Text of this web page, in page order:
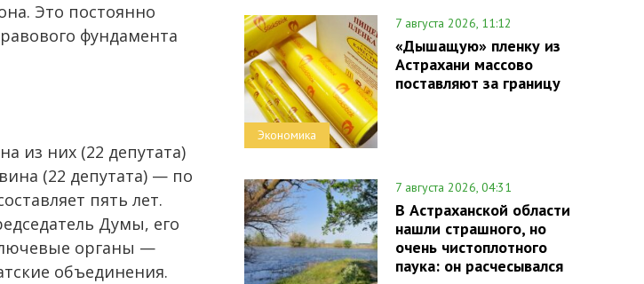
Это постоянно
фундамента
из них (22 депутата)
(22 депутата) — по
пять лет.
Думы, его
органы —
объединения.
Экономика
7 августа 2026, 11:12
«Дышащую» пленку из
Астрахани массово
поставляют за границу
7 августа 2026, 04:31
В Астраханской области
нашли страшного, но
очень чистоплотного
паука: он расчесывался